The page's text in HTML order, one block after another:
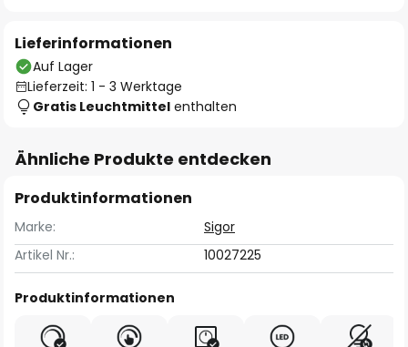
Lieferinformationen
Auf Lager
Lieferzeit: 1 - 3 Werktage
Gratis Leuchtmittel enthalten
Ähnliche Produkte entdecken
Produktinformationen
Marke:
Sigor
Artikel Nr.:
10027225
Produktinformationen